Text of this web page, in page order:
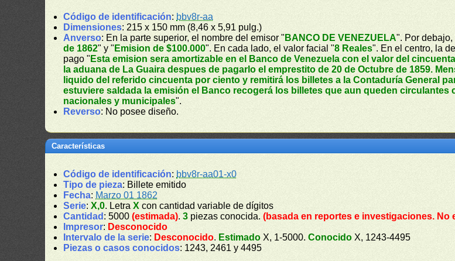
Código de identificación: bbv8r-aa
Dimensiones: 215 x 150 mm (8,46 x 5,91 pulg.)
Anverso: En la parte superior, el nombre del emisor " BANCO DE VENEZUELA". Por debajo,
de 1862" y " Emision de $100.000". En cada lado, el valor facial "8 Reales". En el centro, la
pago " Esta emision sera amortizable en el Banco de Venezuela con el valor del
la aduana de La Guaira despues de pagarlo el emprestito de 20 de Octubre de 1859.
liquido del referido cincuenta por ciento y remitirá los billetes a la Contaduría General
estuviere saldada la emisión el Banco recogerá los billetes que aun queden circulantes
nacionales y municipales".
Reverso: No posee diseño.
Características
Código de identificación: bbv8r-aa01-x0
Tipo de pieza: Billete emitido
Fecha: Marzo 01 1862
Serie:X,0. LetraX con cantidad variable de dígitos
Cantidad : 5000(estimada).3 piezas conocida.(basada en reportes e investigaciones.
Impresor: Desconocido
Intervalo de la serie: Desconocido. Estimado X, 1-5000.Conocido X, 1243-4495
Piezas o casos conocidos: 1243, 2461 y 4495